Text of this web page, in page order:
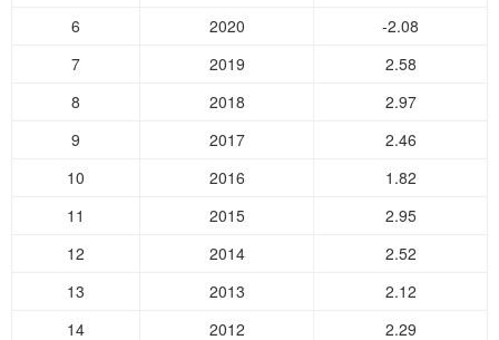
6
2020
-2.08
7
2019
2.58
8
2018
2.97
9
2017
2.46
10
2016
1.82
11
2015
2.95
12
2014
2.52
13
2013
2.12
14
2012
2.29